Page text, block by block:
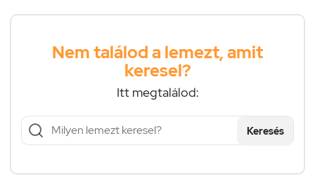
Nem találod a lemezt, amit
keresel?
Itt megtalálod:
Keresés